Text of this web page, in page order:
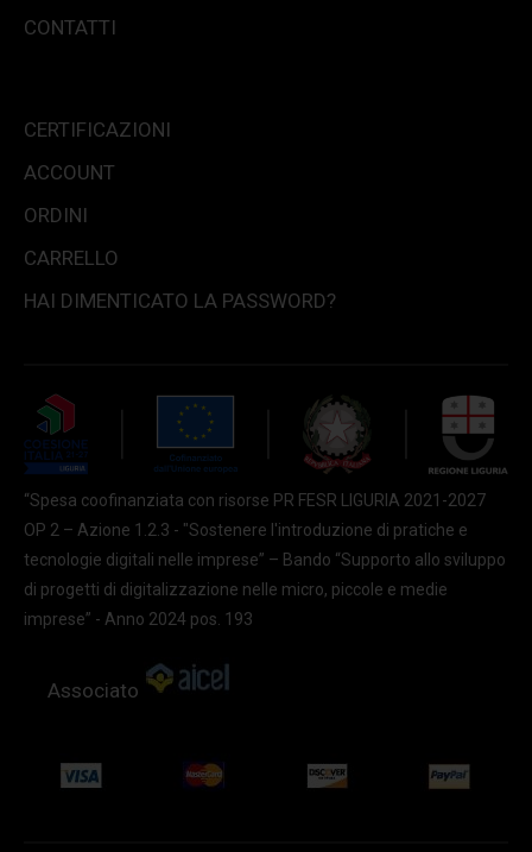
CONTATTI
CERTIFICAZIONI
ACCOUNT
ORDINI
CARRELLO
HAI DIMENTICATO LA PASSWORD?
“Spesa coofinanziata con risorse PR FESR LIGURIA 2021-2027
OP 2 – Azione 1.2.3 - "Sostenere l'introduzione di pratiche e
tecnologie digitali nelle imprese” – Bando “Supporto allo sviluppo
di progetti di digitalizzazione nelle micro, piccole e medie
imprese” - Anno 2024 pos. 193
Associato